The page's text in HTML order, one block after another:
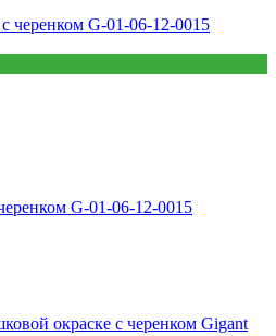
G-01-06-12-0015